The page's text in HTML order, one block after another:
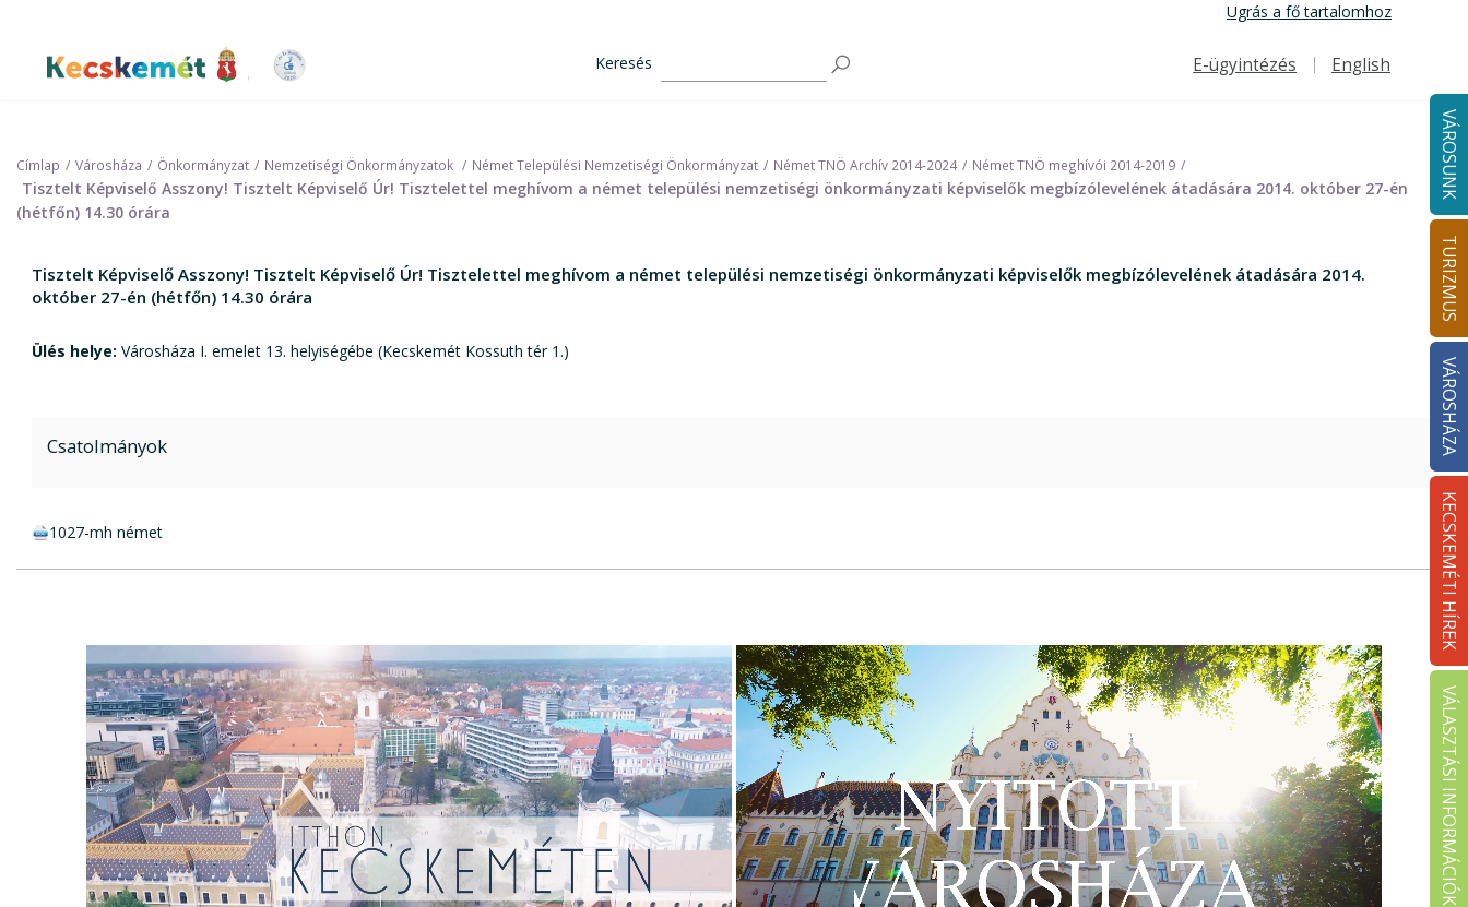
tartalomra
Ugrás a fő tartalomhoz
Kecskemét Város Honlapja
Keresés
Felső navigáció
E-ügyintézés English
VÁROSUNK
TURIZMUS
VÁROSHÁZA
KECSKEMÉTI HÍREK
VÁLASZTÁSI INFORMÁCIÓK
Címlap Városháza Önkormányzat Nemzetiségi Önkormányzatok Német Települési Nemzetiségi Önkormányzat Német TNÖ Archív 2014-2024 Német TNÖ meghívói 2014-2019
Tisztelt Képviselő Asszony! Tisztelt Képviselő Úr! Tisztelettel meghívom a német települési nemzetiségi önkormányzati képviselők megbízólevelének átadására 2014. október 27-én
(hétfőn) 14.30 órára
Tisztelt Képviselő Asszony! Tisztelt Képviselő Úr! Tisztelettel meghívom a német települési nemzetiségi önkormányzati képviselők megbízólevelének átadására 2014.
október 27-én (hétfőn) 14.30 órára
Ülés helye: Városháza I. emelet 13. helyiségébe (Kecskemét Kossuth tér 1.)
Csatolmányok
doc csatolmány:
1027-mh német